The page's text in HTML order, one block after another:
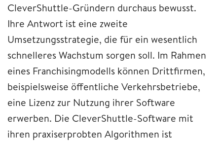
CleverShuttle-Gründern durchaus bewusst.
Ihre Antwort ist eine zweite
Umsetzungsstrategie, die für ein wesentlich
schnelleres Wachstum sorgen soll. Im Rahmen
eines Franchisingmodells können Drittfirmen,
beispielsweise öffentliche Verkehrsbetriebe,
eine Lizenz zur Nutzung ihrer Software
erwerben. Die CleverShuttle-Software mit
ihren praxiserprobten Algorithmen ist